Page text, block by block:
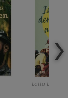
Lotta Lubkoll: